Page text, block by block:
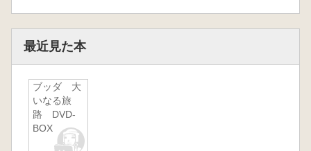
最近見た本
ブッダ 大
いなる旅
路 DVD-
BOX